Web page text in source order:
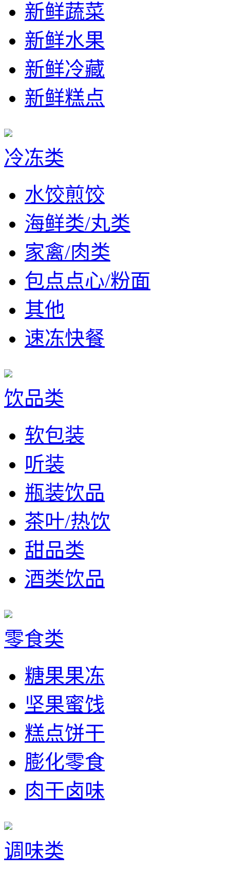
新鲜蔬菜
新鲜水果
新鲜冷藏
新鲜糕点
冷冻类
水饺煎饺
海鲜类/丸类
家禽/肉类
包点点心/粉面
其他
速冻快餐
饮品类
软包装
听装
瓶装饮品
茶叶/热饮
甜品类
酒类饮品
零食类
糖果果冻
坚果蜜饯
糕点饼干
膨化零食
肉干卤味
调味类